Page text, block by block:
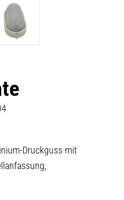
Druckguss mit